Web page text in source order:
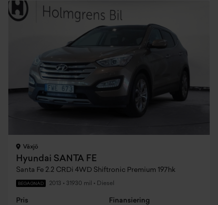
Växjö
Hyundai SANTA FE
Santa Fe 2.2 CRDi 4WD Shiftronic Premium 197hk
BEGAGNAD 2013 • 31930 mil • Diesel
Pris Finansiering